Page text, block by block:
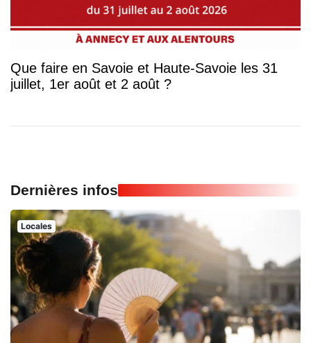
Que faire en Savoie et Haute-Savoie les 31
juillet, 1er août et 2 août ?
Dernières infos
Locales